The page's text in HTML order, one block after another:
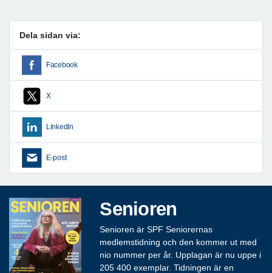
Dela sidan via:
Facebook
X
LinkedIn
E-post
Senioren
Senioren är SPF Seniorernas
medlemstidning och den kommer ut med
nio nummer per år. Upplagan är nu uppe i
205 400 exemplar. Tidningen är en